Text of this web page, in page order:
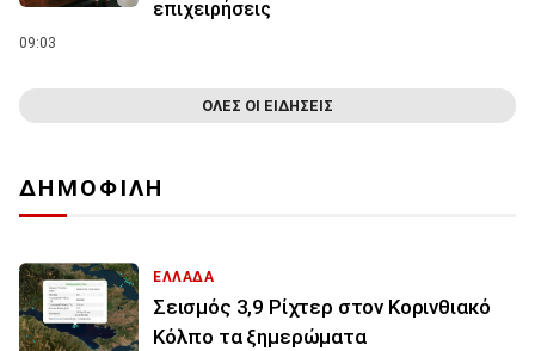
επιχειρήσεις
09:03
ΟΛΕΣ ΟΙ ΕΙΔΗΣΕΙΣ
ΔΗΜΟΦΙΛΗ
ΕΛΛΑΔΑ
Σεισμός 3,9 Ρίχτερ στον Κορινθιακό
Κόλπο τα ξημερώματα